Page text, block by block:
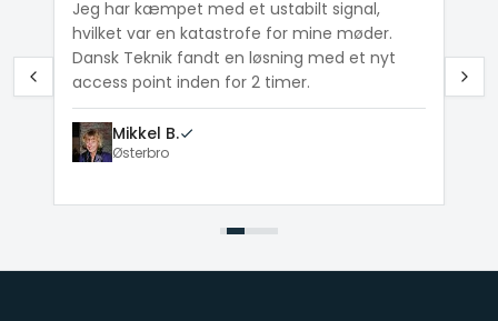
Jeg har kæmpet med et ustabilt signal,
hvilket var en katastrofe for mine møder.
Dansk Teknik fandt en løsning med et nyt
access point inden for 2 timer.
Mikkel B.
Østerbro